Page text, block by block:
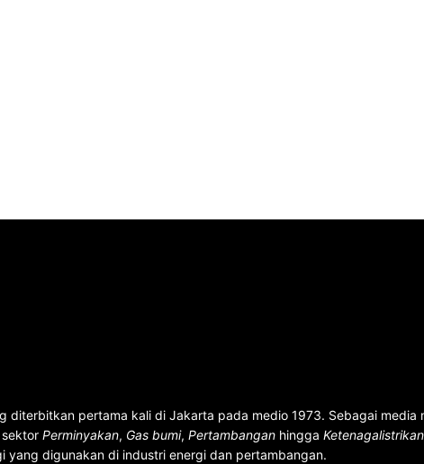
diterbitkan pertama kali di Jakarta pada medio 1973. Sebagai media
Perminyakan, Gas bumi, Pertambangan hingga
yang digunakan di industri energi dan pertambangan.